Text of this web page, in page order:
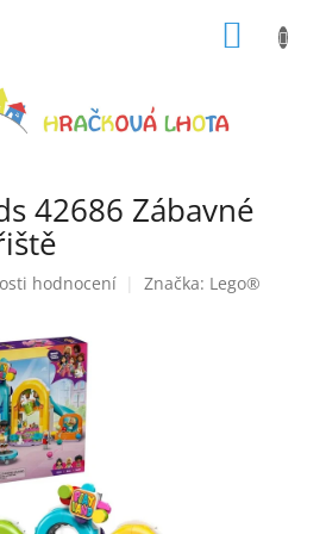
42686 Zábavné
hodnocení Značka: Lego®